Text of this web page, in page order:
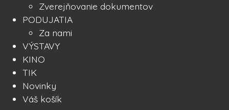
Zverejňovanie dokumentov
PODUJATIA
Za nami
VÝSTAVY
KINO
TIK
Novinky
Váš košík